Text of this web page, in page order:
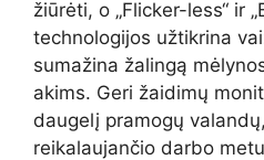
žiūrėti, o „Flicker-less“ ir
technologijos užtikrina
sumažina žalingą
akims. Geri žaidimų
daugelį pramogų
reikalaujančio darbo